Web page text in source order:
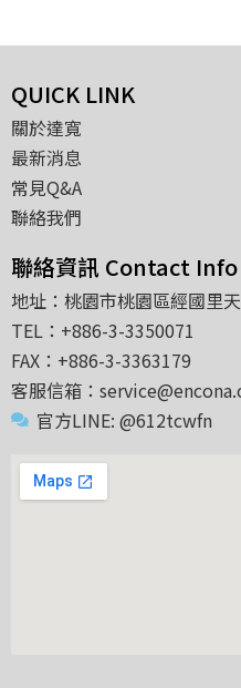
QUICK LINK
關於達寬
最新消息
常見Q&A
聯絡我們
聯絡資訊 Contact Info
地址：桃園市桃園區經國里
TEL：+886-3-3350071
FAX：+886-3-3363179
客服信箱：
官方LINE: @612tcwfn